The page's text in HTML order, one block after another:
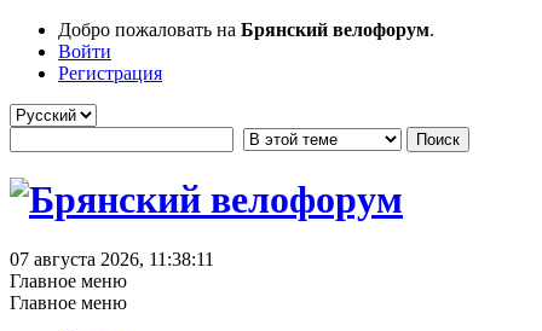
Добро пожаловать на Брянский велофорум.
Войти
Регистрация
07 августа 2026, 11:38:11
Главное меню
Главное меню